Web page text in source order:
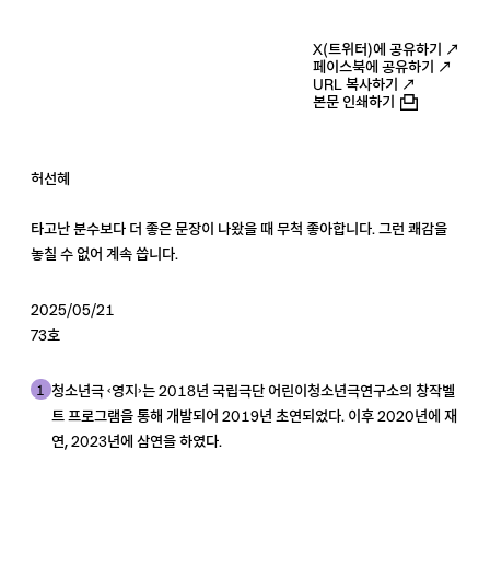
X(트위터)에 공유하기 ↗
페이스북에 공유하기 ↗
URL 복사하기 ↗
본문 인쇄하기
허선혜
타고난 분수보다 더 좋은 문장이 나왔을 때 무척 좋아합니다. 그런 쾌감을
놓칠 수 없어 계속 씁니다.
2025/05/21
73호
1
청소년극 〈영지〉는 2018년 국립극단 어린이청소년극연구소의 창작벨
트 프로그램을 통해 개발되어 2019년 초연되었다. 이후 2020년에 재
연, 2023년에 삼연을 하였다.